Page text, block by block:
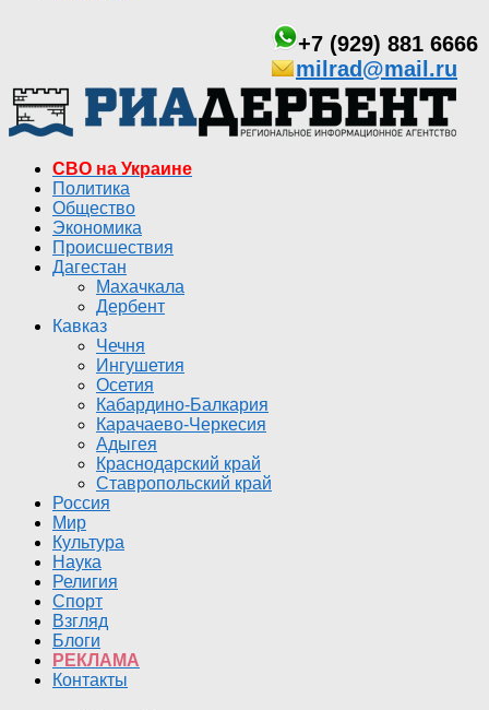
+7 (929) 881 6666
milrad@mail.ru
СВО на Украине
Политика
Общество
Экономика
Происшествия
Дагестан
Махачкала
Дербент
Кавказ
Чечня
Ингушетия
Осетия
Кабардино-Балкария
Карачаево-Черкесия
Адыгея
Краснодарский край
Ставропольский край
Россия
Мир
Культура
Наука
Религия
Спорт
Взгляд
Блоги
РЕКЛАМА
Контакты